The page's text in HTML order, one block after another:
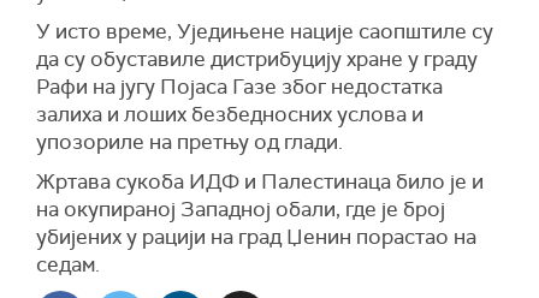
У исто време, Уједињене нације саопштиле су
да су обуставиле дистрибуцију хране у граду
Рафи на југу Појаса Газе због недостатка
залиха и лоших безбедносних услова и
упозориле на претњу од глади.
Жртава сукоба ИДФ и Палестинаца било је и
на окупираној Западној обали, где је број
убијених у рацији на град Џенин порастао на
седам.